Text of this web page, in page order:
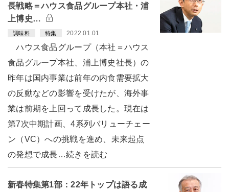
長戦略＝ハウス食品グループ本社・浦
上博史…
調味料 特集 2022.01.01
ハウス食品グループ（本社＝ハウス
食品グループ本社、浦上博史社長）の
昨年は国内事業は前年の内食需要拡大
の反動などの影響を受けたが、海外事
業は前期を上回って成長した。現在は
第7次中期計画、4系列バリューチェー
ン（VC）への挑戦を進め、未来起点
の発想で成長…続きを読む
新春特集第1部：22年トップは語る成